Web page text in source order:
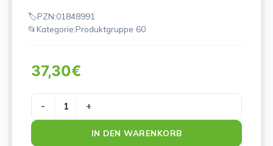
PZN:01848991
Kategorie:Produktgruppe 60
37,30€
NETZVERBAND 25M GR3 BEIN Menge
IN DEN WARENKORB